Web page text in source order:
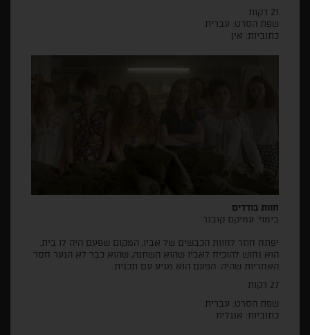
21 דקות
שפת הסרט: עברית
כתוביות: אין
חוות בודדים
בימוי: עמיקם קובנר
יפתח חוזר לחוות הכבשים של אביו, המקום שפעם היה לו בית.
הוא נחוש להוכיח לאביו שהוא השתנה, שהוא כבר לא הנער חסר
האחריות שהיה. הפעם הוא מגיע עם תכנית.
27 דקות
שפת הסרט: עברית
כתוביות: אנגלית